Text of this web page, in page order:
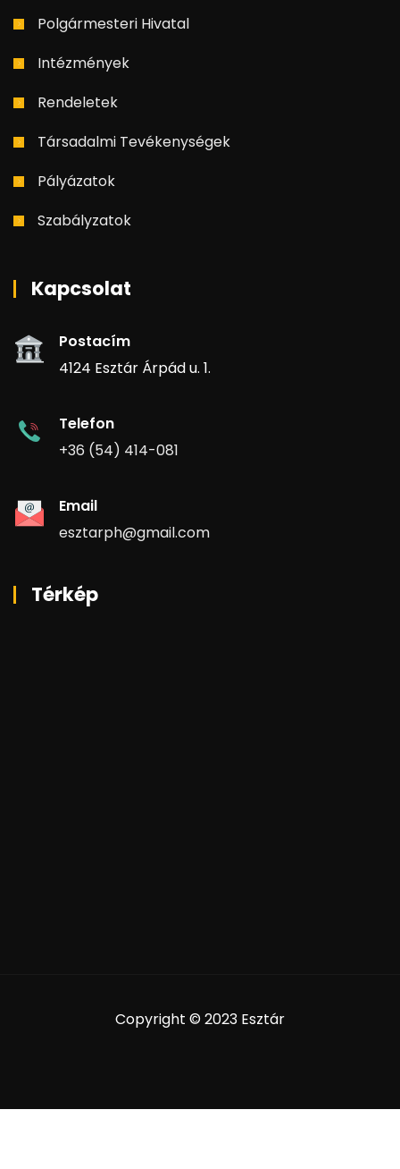
Polgármesteri Hivatal
Intézmények
Rendeletek
Társadalmi Tevékenységek
Pályázatok
Szabályzatok
Kapcsolat
Postacím
4124 Esztár Árpád u. 1.
Telefon
+36 (54) 414-081
Email
esztarph@gmail.com
Térkép
Copyright © 2023 Esztár